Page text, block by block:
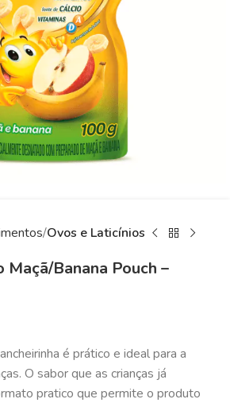
Ovos e Laticínios
Banana Pouch –
é prático e ideal para a
O sabor que as crianças já
pratico que permite o produto